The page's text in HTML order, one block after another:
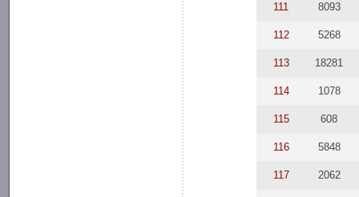
111 8093
112 5268
113 18281
114 1078
115 608
116 5848
117 2062